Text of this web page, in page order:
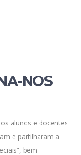
NOS
alunos e docentes
e partilharam a
bem